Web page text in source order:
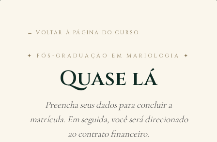
← VOLTAR À PÁGINA DO CURSO
✦ PÓS-GRADUAÇÃO EM MARIOLOGIA ✦
Quase lá
Preencha seus dados para concluir a
matrícula. Em seguida, você será direcionado
ao contrato financeiro.